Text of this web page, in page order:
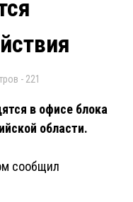
- 221
в офисе блока
области.
сообщил